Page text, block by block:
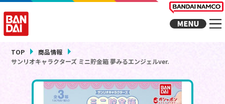
TOP
商品情報
サンリオキャラクターズ ミニ貯金箱 夢みるエンジェルver.